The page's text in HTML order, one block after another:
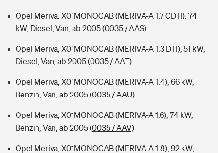
Opel Meriva, X01MONOCAB (MERIVA-A 1.7 CDTI), 74
kW, Diesel, Van, ab 2005(0035 / AAS)
Opel Meriva, X01MONOCAB (MERIVA-A 1.3 DTI), 51 kW,
Diesel, Van, ab 2005(0035 / AAT)
Opel Meriva, X01MONOCAB (MERIVA-A 1.4), 66 kW,
Benzin, Van, ab 2005(0035 / AAU)
Opel Meriva, X01MONOCAB (MERIVA-A 1.6), 74 kW,
Benzin, Van, ab 2005(0035 / AAV)
Opel Meriva, X01MONOCAB (MERIVA-A 1.8), 92 kW,